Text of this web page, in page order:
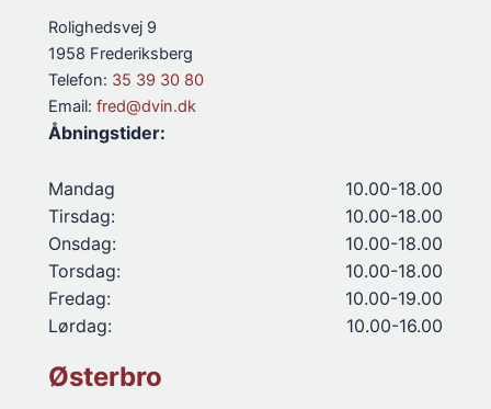
Rolighedsvej 9
1958 Frederiksberg
Telefon: 35 39 30 80
Email: fred@dvin.dk
Åbningstider:
Mandag
10.00-18.00
Tirsdag:
10.00-18.00
Onsdag:
10.00-18.00
Torsdag:
10.00-18.00
Fredag:
10.00-19.00
Lørdag:
10.00-16.00
Østerbro